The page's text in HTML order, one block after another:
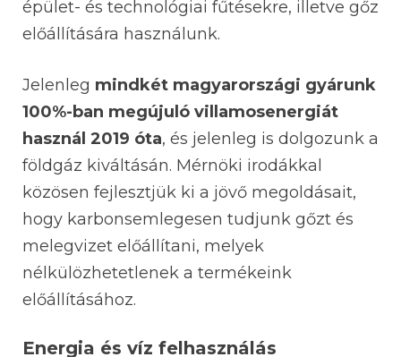
épület- és technológiai fűtésekre, illetve gőz
előállítására használunk.
Jelenleg mindkét magyarországi gyárunk
100%-ban megújuló villamosenergiát
használ 2019 óta, és jelenleg is dolgozunk a
földgáz kiváltásán. Mérnöki irodákkal
közösen fejlesztjük ki a jövő megoldásait,
hogy karbonsemlegesen tudjunk gőzt és
melegvizet előállítani, melyek
nélkülözhetetlenek a termékeink
előállításához.
Energia és víz felhasználás